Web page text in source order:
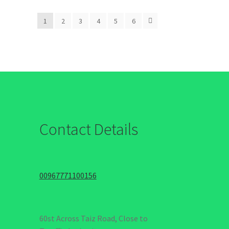
1 2 3 4 5 6
Contact Details
00967771100156
60st Across Taiz Road, Close to